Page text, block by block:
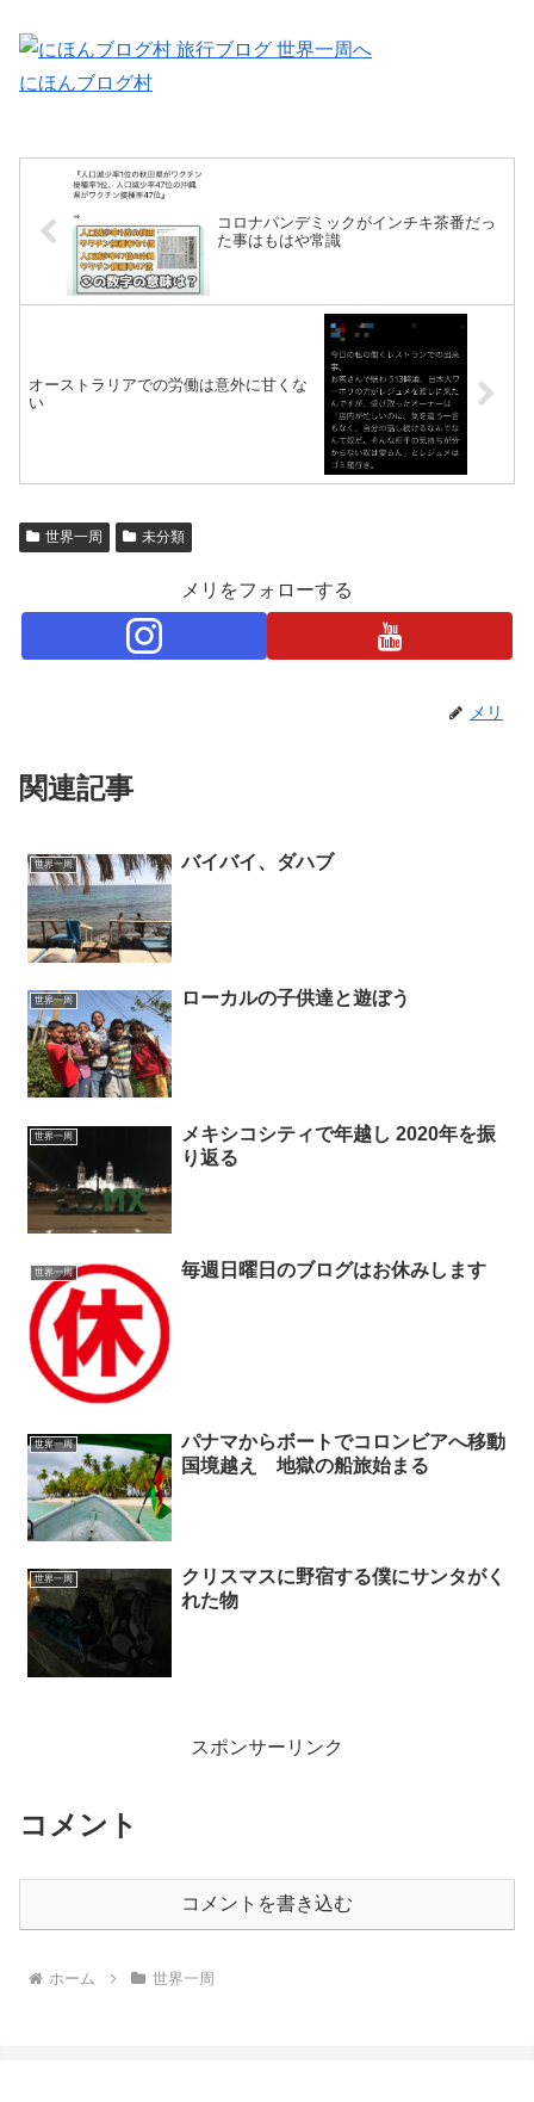
にほんブログ村
コロナパンデミックがインチキ茶番だっ
た事はもはや常識
オーストラリアでの労働は意外に甘くな
い
世界一周 未分類
メリをフォローする
メリ
関連記事
世界一周 バイバイ、ダハブ
世界一周 ローカルの子供達と遊ぼう
世界一周
メキシコシティで年越し 2020年を振
り返る
世界一周 毎週日曜日のブログはお休みします
世界一周
パナマからボートでコロンビアへ移動
国境越え 地獄の船旅始まる
世界一周
クリスマスに野宿する僕にサンタがく
れた物
スポンサーリンク
コメント
コメントを書き込む
ホーム 世界一周